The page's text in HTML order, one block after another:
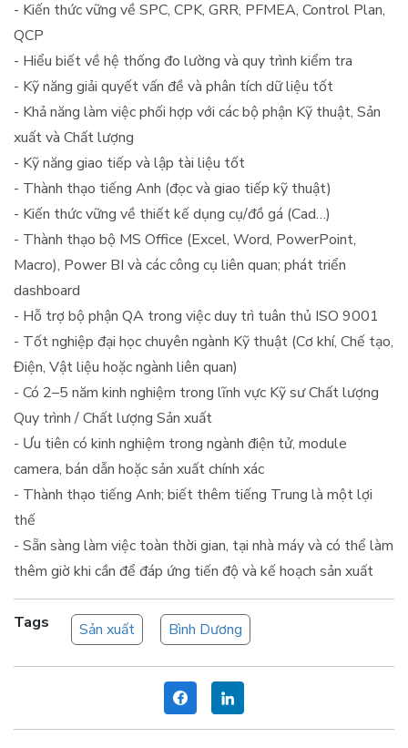
- Kiến thức vững về SPC, CPK, GRR, PFMEA, Control Plan,
QCP
- Hiểu biết về hệ thống đo lường và quy trình kiểm tra
- Kỹ năng giải quyết vấn đề và phân tích dữ liệu tốt
- Khả năng làm việc phối hợp với các bộ phận Kỹ thuật, Sản
xuất và Chất lượng
- Kỹ năng giao tiếp và lập tài liệu tốt
- Thành thạo tiếng Anh (đọc và giao tiếp kỹ thuật)
- Kiến thức vững về thiết kế dụng cụ/đồ gá (Cad…)
- Thành thạo bộ MS Office (Excel, Word, PowerPoint,
Macro), Power BI và các công cụ liên quan; phát triển
dashboard
- Hỗ trợ bộ phận QA trong việc duy trì tuân thủ ISO 9001
- Tốt nghiệp đại học chuyên ngành Kỹ thuật (Cơ khí, Chế tạo,
Điện, Vật liệu hoặc ngành liên quan)
- Có 2–5 năm kinh nghiệm trong lĩnh vực Kỹ sư Chất lượng
Quy trình / Chất lượng Sản xuất
- Ưu tiên có kinh nghiệm trong ngành điện tử, module
camera, bán dẫn hoặc sản xuất chính xác
- Thành thạo tiếng Anh; biết thêm tiếng Trung là một lợi
thế
- Sẵn sàng làm việc toàn thời gian, tại nhà máy và có thể làm
thêm giờ khi cần để đáp ứng tiến độ và kế hoạch sản xuất
Tags Sản xuất Bình Dương